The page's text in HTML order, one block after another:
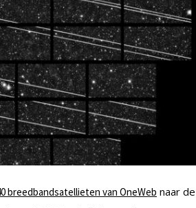
breedbandsatellieten van OneWeb naar de